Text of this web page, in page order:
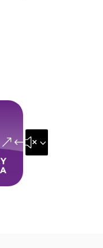
&#x35;